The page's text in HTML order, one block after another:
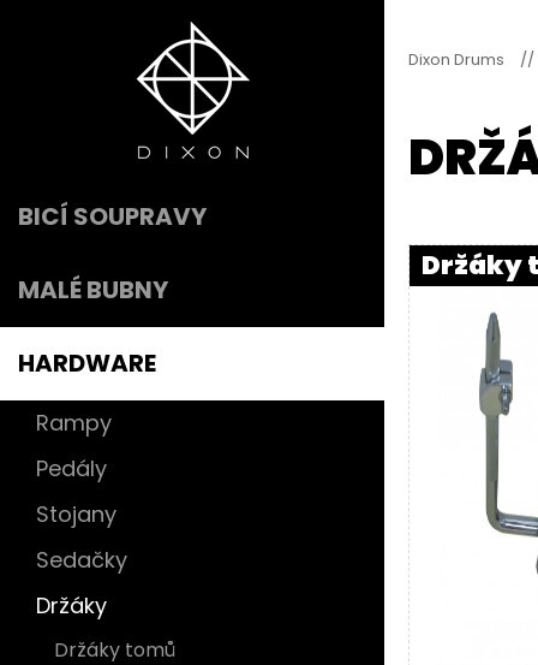
BICÍ SOUPRAVY
MALÉ BUBNY
HARDWARE
Rampy
Pedály
Stojany
Sedačky
Držáky
Držáky tomů
Dixon Drums //
Držáky